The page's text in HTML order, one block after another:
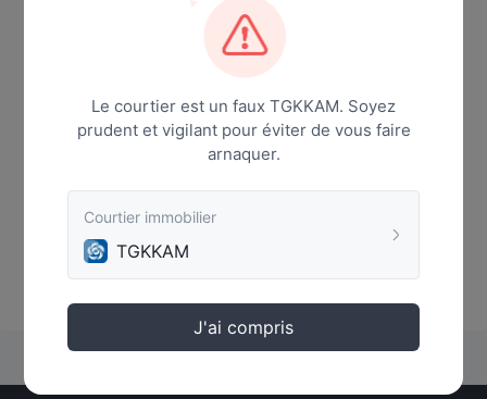
Le courtier est un faux TGKKAM. Soyez
prudent et vigilant pour éviter de vous faire
arnaquer.
Courtier immobilier
TGKKAM
J'ai compris